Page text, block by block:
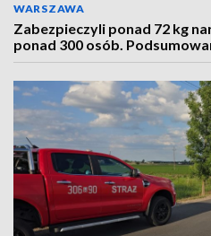
WARSZAWA
Zabezpieczyli ponad 72 kg
ponad 300 osób.